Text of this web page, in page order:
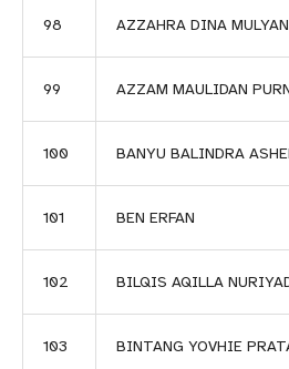
98 AZZAHRA DINA
99 AZZAM MAULIDAN
100 BANYU BALINDRA
101 BEN ERFAN
102 BILQIS AQILLA
103 BINTANG YOVHIE